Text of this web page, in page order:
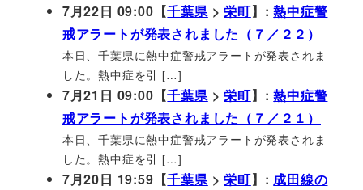
7月22日 09:00【千葉県>栄町】:熱中症警
戒アラートが発表されました（７／２２）
本日、千葉県に熱中症警戒アラートが発表されま
した。熱中症を引 […]
7月21日 09:00【千葉県>栄町】:熱中症警
戒アラートが発表されました（７／２１）
本日、千葉県に熱中症警戒アラートが発表されま
した。熱中症を引 […]
7月20日 19:59【千葉県>栄町】:成田線の